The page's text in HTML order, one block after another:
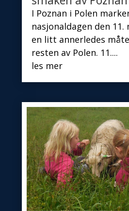
I Poznan i Polen
nasjonaldagen den 11.
en litt annerledes
resten av Polen. 11....
les mer